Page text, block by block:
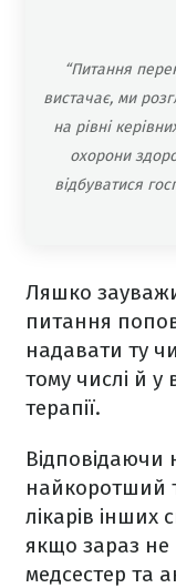
“Питання
вистачає, ми
на рівні
охорони
відбуватися
Ляшко
питання
надавати ту
тому числі й у
терапії.
найкоротший
лікарів інших
якщо зараз не
медсестер та